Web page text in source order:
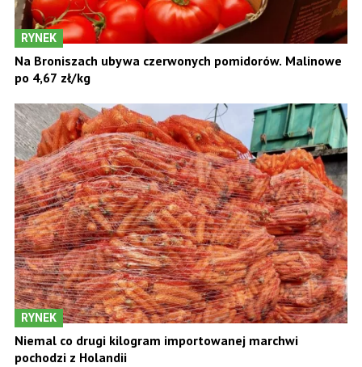
RYNEK
Na Broniszach ubywa czerwonych pomidorów. Malinowe
po 4,67 zł/kg
RYNEK
Niemal co drugi kilogram importowanej marchwi
pochodzi z Holandii